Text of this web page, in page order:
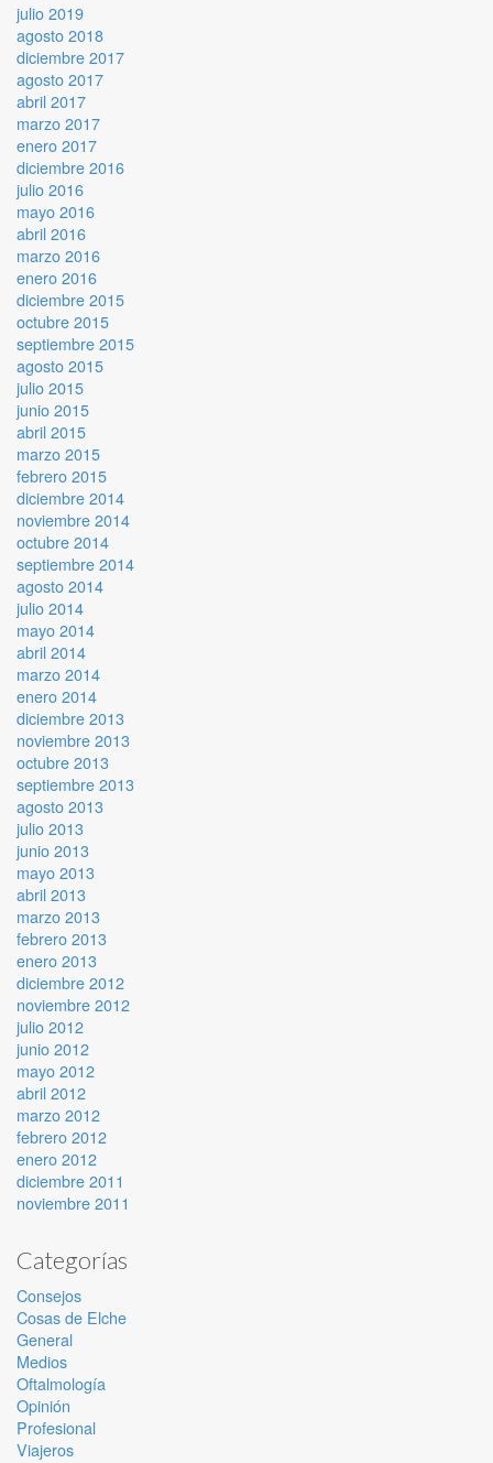
julio 2019
agosto 2018
diciembre 2017
agosto 2017
abril 2017
marzo 2017
enero 2017
diciembre 2016
julio 2016
mayo 2016
abril 2016
marzo 2016
enero 2016
diciembre 2015
octubre 2015
septiembre 2015
agosto 2015
julio 2015
junio 2015
abril 2015
marzo 2015
febrero 2015
diciembre 2014
noviembre 2014
octubre 2014
septiembre 2014
agosto 2014
julio 2014
mayo 2014
abril 2014
marzo 2014
enero 2014
diciembre 2013
noviembre 2013
octubre 2013
septiembre 2013
agosto 2013
julio 2013
junio 2013
mayo 2013
abril 2013
marzo 2013
febrero 2013
enero 2013
diciembre 2012
noviembre 2012
julio 2012
junio 2012
mayo 2012
abril 2012
marzo 2012
febrero 2012
enero 2012
diciembre 2011
noviembre 2011
Categorías
Consejos
Cosas de Elche
General
Medios
Oftalmología
Opinión
Profesional
Viajeros